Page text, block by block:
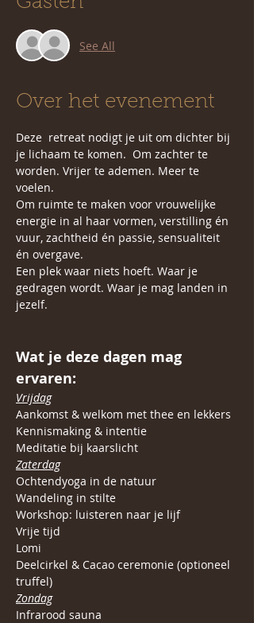
See All
Over het evenement
Deze  retreat nodigt je uit om dichter bij
je lichaam te komen.  Om zachter te
worden. Vrijer te ademen. Meer te
voelen.
Om ruimte te maken voor vrouwelijke
energie in al haar vormen, verstilling én
vuur, zachtheid én passie, sensualiteit
én overgave.
Een plek waar niets hoeft. Waar je
gedragen wordt. Waar je mag landen in
jezelf.
Wat je deze dagen mag
ervaren:
Vrijdag
Aankomst & welkom met thee en lekkers
Kennismaking & intentie
Meditatie bij kaarslicht
Zaterdag
Ochtendyoga in de natuur
Wandeling in stilte
Workshop: luisteren naar je lijf
Vrije tijd
Lomi
Deelcirkel & Cacao ceremonie (optioneel
truffel)
Zondag
Infrarood sauna